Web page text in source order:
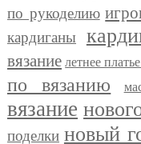
по рукоделию
кардиганы
вязание летнее
по вязанию
вязание
поделки новый